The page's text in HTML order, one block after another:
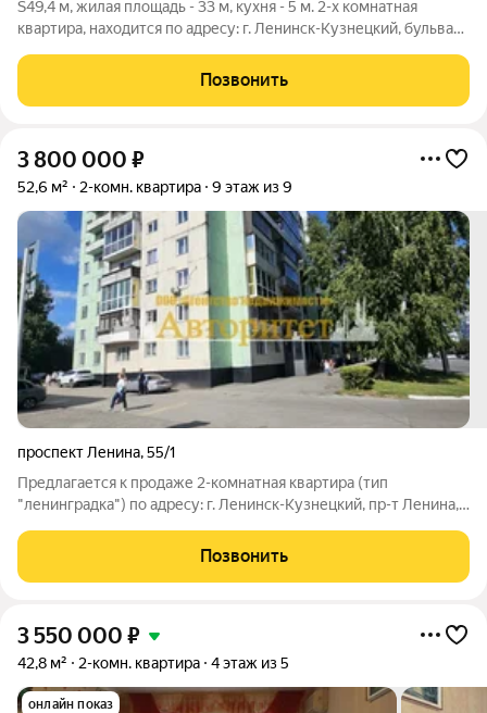
S49,4 м, жилая площадь - 33 м, кухня - 5 м. 2-х комнатная
квартира, находится по адресу: г. Ленинск-Кузнецкий, бульвар
постройки, во 2 микрорайоне. Квартира не угловая, теплая и
сухая.
Позвонить
3 800 000 ₽
52,6 м² 2-комн. квартира 9 этаж из 9
проспект Ленина,55/1
Предлагается к продаже 2-комнатная квартира (тип
"ленинградка") по адресу: г. Ленинск-Кузнецкий, пр-т Ленина,
отсутствие соседей сверху гарантирует тишину и
спокойствие, а состояние крыши
Позвонить
3 550 000 ₽
42,8 м² 2-комн. квартира 4 этаж из 5
онлайн показ